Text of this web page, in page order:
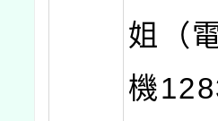
姐（
機